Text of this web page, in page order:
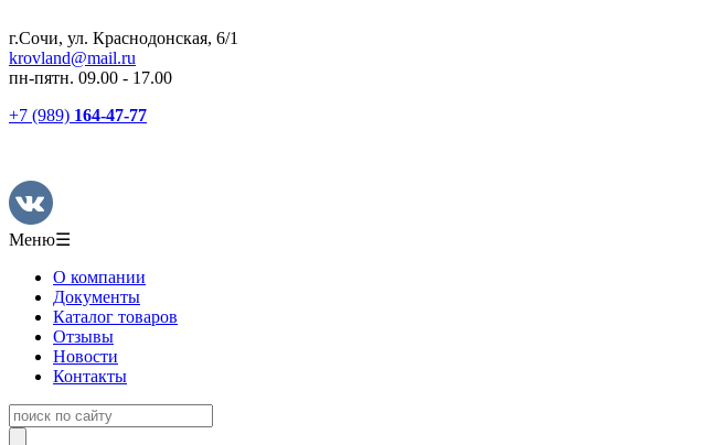
г.Сочи, ул. Краснодонская, 6/1
krovland@mail.ru
пн-пятн. 09.00 - 17.00
+7 (989) 164-47-77
Меню☰
О компании
Документы
Каталог товаров
Отзывы
Новости
Контакты